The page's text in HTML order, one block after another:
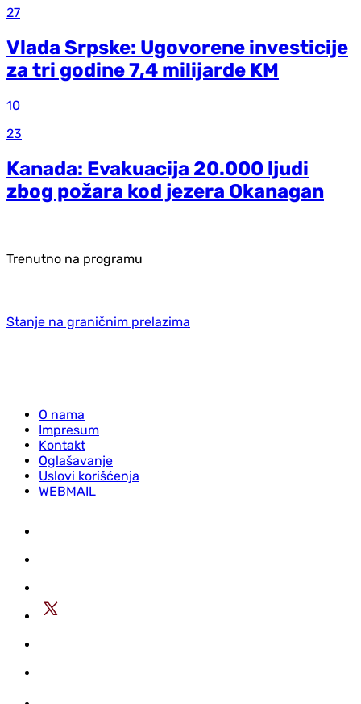
27
Vlada Srpske: Ugovorene investicije
za tri godine 7,4 milijarde KM
10
23
Kanada: Evakuacija 20.000 ljudi
zbog požara kod jezera Okanagan
Trenutno na programu
Stanje na graničnim prelazima
O nama
Impresum
Kontakt
Oglašavanje
Uslovi korišćenja
WEBMAIL